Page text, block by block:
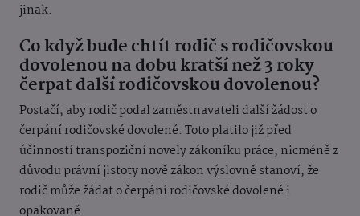
jinak.
Co když bude chtít rodič s rodičovskou
dovolenou na dobu kratší než 3 roky
čerpat další rodičovskou dovolenou?
Postačí, aby rodič podal zaměstnavateli další žádost o
čerpání rodičovské dovolené. Toto platilo již před
účinností transpoziční novely zákoníku práce, nicméně z
důvodu právní jistoty nově zákon výslovně stanoví, že
rodič může žádat o čerpání rodičovské dovolené i
opakovaně.